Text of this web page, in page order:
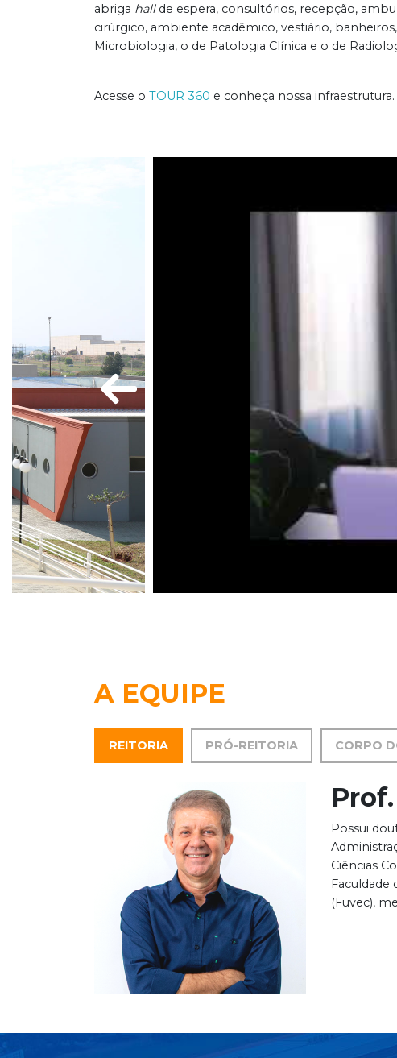
abriga hallde espera, consultórios, recepção,
cirúrgico, ambiente acadêmico, vestiário,
Microbiologia, o de Patologia Clínica e o de
Acesse o TOUR 360 e conheça nossa infraestrutura.
A EQUIPE
REITORIA PRÓ-REITORIA CORPO
Possui
Ciências
Faculdade
(Fuvec),